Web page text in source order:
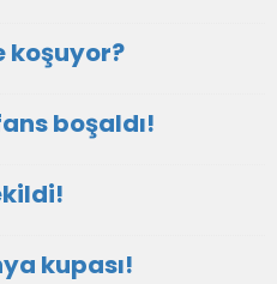
koşuyor?
boşaldı!
kupası!